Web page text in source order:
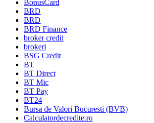
BonusCard
BRD
BRD
BRD Finance
broker credit
brokeri
BSG Credit
BT
BT Direct
BT Mic
BT Pay
BT24
Bursa de Valori Bucuresti (BVB)
Calculatordecredite.ro